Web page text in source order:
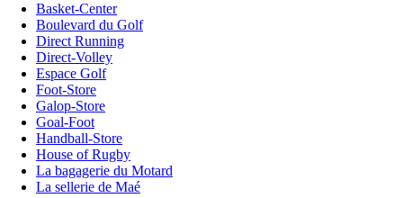
Basket-Center
Boulevard du Golf
Direct Running
Direct-Volley
Espace Golf
Foot-Store
Galop-Store
Goal-Foot
Handball-Store
House of Rugby
La bagagerie du Motard
La sellerie de Maé